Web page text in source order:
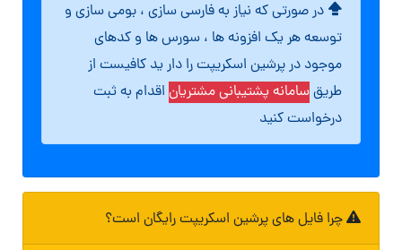
در صورتی که نیاز به فارسی سازی ، بومی سازی و
توسعه هر یک افزونه ها ، سورس ها و کدهای
موجود در پرشین اسکریپت را دار ید کافیست از
طریقسامانه پشتیبانی مشتریان اقدام به ثبت
درخواست کنید
چرا فایل های پرشین اسکریپت رایگان است؟